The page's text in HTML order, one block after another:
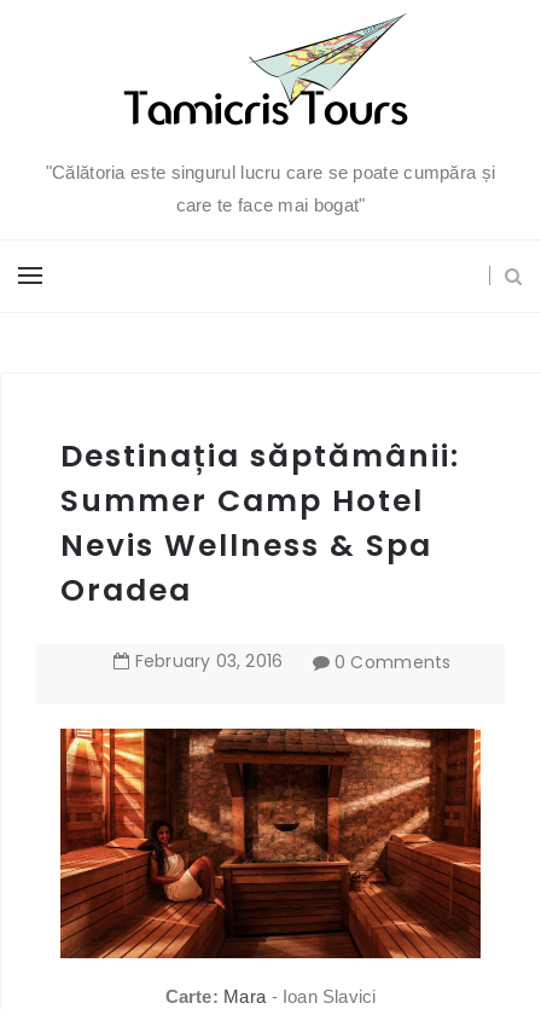
"Călătoria este singurul lucru care se poate cumpăra și
care te face mai bogat"
Destinația săptămânii:
Summer Camp Hotel
Nevis Wellness & Spa
Oradea
February 03,2016 0 Comments
Carte: Mara - Ioan Slavici